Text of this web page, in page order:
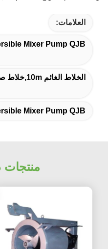
العلامات:
Mixer Pump QJB
الخلاط الغائم 10m,خلاط صناعي قابل للغوص,مزج الغواصات الثقيلة
Mixer Pump QJB